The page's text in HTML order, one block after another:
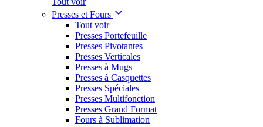
Presses et Fours
Tout voir
Presses Portefeuille
Presses Pivotantes
Presses Verticales
Presses à Mugs
Presses à Casquettes
Presses Spéciales
Presses Multifonction
Presses Grand Format
Fours à Sublimation